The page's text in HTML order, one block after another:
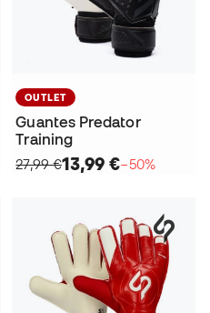
OUTLET
Guantes Predator
Training
27,99 €13,99 €−50%